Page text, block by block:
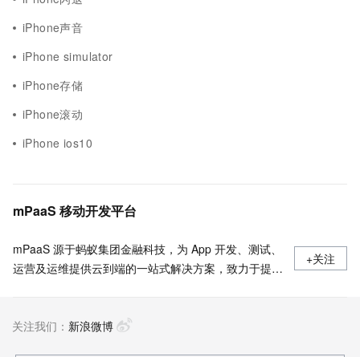
iPhone声音
iPhone simulator
iPhone存储
iPhone滚动
iPhone ios10
mPaaS 移动开发平台
mPaaS 源于蚂蚁集团金融科技，为 App 开发、测试、
运营及运维提供云到端的一站式解决方案，致力于提供
https://www.aliyun.com/product/mobilepaas/mpaas
+关注
关注我们： 新浪微博